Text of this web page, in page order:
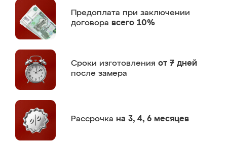
Предоплата при заключении
договора всего 10%
Сроки изготовления от 7 дней
после замера
Рассрочка на 3, 4, 6 месяцев